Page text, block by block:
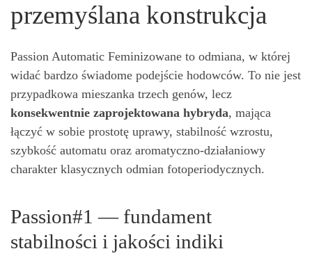
przemyślana konstrukcja
Passion Automatic Feminizowane to odmiana, w której
widać bardzo świadome podejście hodowców. To nie jest
przypadkowa mieszanka trzech genów, lecz
konsekwentnie zaprojektowana hybryda, mająca
łączyć w sobie prostotę uprawy, stabilność wzrostu,
szybkość automatu oraz aromatyczno-działaniowy
charakter klasycznych odmian fotoperiodycznych.
Passion#1 — fundament
stabilności i jakości indiki